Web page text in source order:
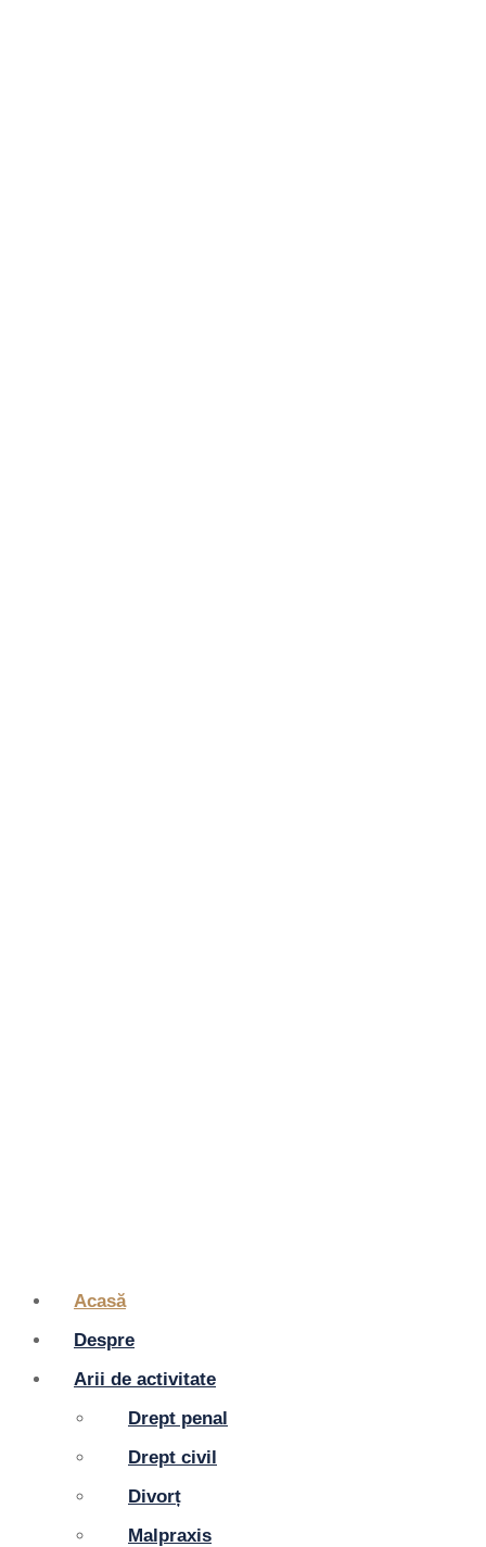
Acasă
Despre
Arii de activitate
Drept penal
Drept civil
Divorț
Malpraxis